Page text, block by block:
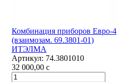
Комбинация приборов Евро-4
(взаимозам. 69.3801-01)
ИТЭЛМА
Артикул: 74.3801010
32 000,00 c